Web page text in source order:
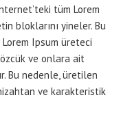
tüm Lorem
bloklarını yineler. Bu
Ipsum üreteci
ve onlara ait
Bu nedenle, üretilen
ve karakteristik